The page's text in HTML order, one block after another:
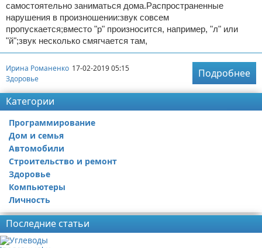
самостоятельно заниматься дома.Распространенные
нарушения в произношении:звук совсем
пропускается;вместо "р" произносится, например, "л" или
"й";звук несколько смягчается там,
Ирина Романенко 17-02-2019 05:15
Здоровье
Подробнее
Категории
Программирование
Дом и семья
Автомобили
Строительство и ремонт
Здоровье
Компьютеры
Личность
Последние статьи